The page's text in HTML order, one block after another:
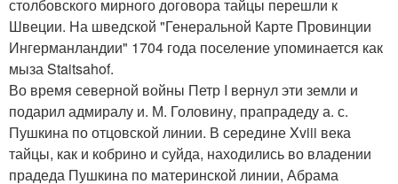
столбовского мирного договора тайцы перешли к
Швеции. На шведской "Генеральной Карте Провинции
Ингерманландии" 1704 года поселение упоминается как
мыза Staitsahof.
Во время северной войны Петр I вернул эти земли и
подарил адмиралу и. М. Головину, прапрадеду а. с.
Пушкина по отцовской линии. В середине Xviii века
тайцы, как и кобрино и суйда, находились во владении
прадеда Пушкина по материнской линии, Абрама